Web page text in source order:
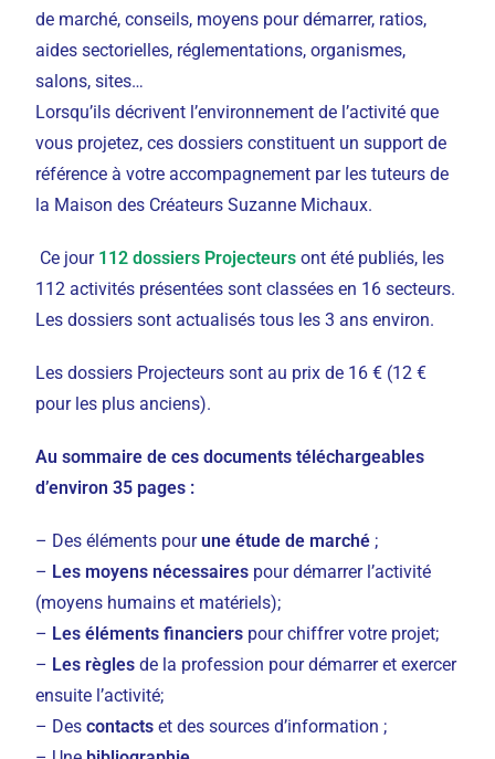
de marché, conseils, moyens pour démarrer, ratios,
aides sectorielles, réglementations, organismes,
salons, sites…
Lorsqu’ils décrivent l’environnement de l’activité que
vous projetez, ces dossiers constituent un support de
référence à votre accompagnement par les tuteurs de
la Maison des Créateurs Suzanne Michaux.
Ce jour 112 dossiers Projecteurs ont été publiés, les
112 activités présentées sont classées en 16 secteurs.
Les dossiers sont actualisés tous les 3 ans environ.
Les dossiers Projecteurs sont au prix de 16 € (12 €
pour les plus anciens).
Au sommaire de ces documents téléchargeables
d’environ 35 pages :
– Des éléments pourune étude de marché ;
– Les moyens nécessaires pour démarrer l’activité
(moyens humains et matériels);
– Les éléments financiers pour chiffrer votre projet;
– Les règles de la profession pour démarrer et exercer
ensuite l’activité;
– Descontacts et des sources d’information ;